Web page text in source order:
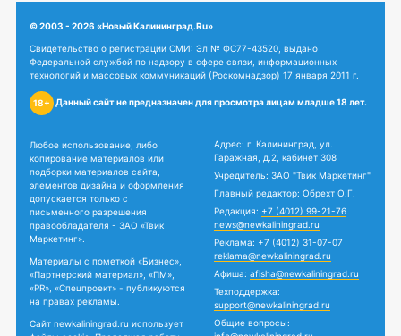
© 2003 - 2026 «Новый Калининград.Ru»
Свидетельство о регистрации СМИ: Эл № ФС77-43520, выдано
Федеральной службой по надзору в сфере связи, информационных
технологий и массовых коммуникаций (Роскомнадзор) 17 января 2011 г.
18+ Данный сайт не предназначен для просмотра лицам младше 18 лет.
Любое использование, либо
копирование материалов или
подборки материалов сайта,
элементов дизайна и оформления
допускается только с
письменного разрешения
правообладателя - ЗАО «Твик
Маркетинг».
Материалы с пометкой «Бизнес»,
«Партнерский материал», «ПМ»,
«PR», «Спецпроект» - публикуются
на правах рекламы.
Сайт newkaliningrad.ru использует
Адрес: г. Калининград, ул.
Гаражная, д.2, кабинет 308
Учредитель: ЗАО "Твик Маркетинг"
Главный редактор: Обрехт О.Г.
Редакция: +7 (4012) 99-21-76
news@newkaliningrad.ru
Реклама: +7 (4012) 31-07-07
reklama@newkaliningrad.ru
Афиша: afisha@newkaliningrad.ru
Техподдержка:
support@newkaliningrad.ru
Общие вопросы: